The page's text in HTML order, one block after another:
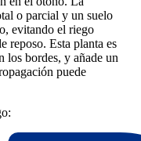
o parcial y un suelo
evitando el riego
reposo. Esta planta es
los bordes, y añade un
puede